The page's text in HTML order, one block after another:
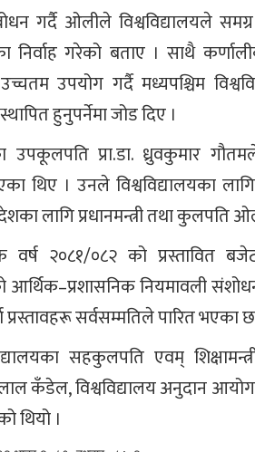
गर्दै ओलीले विश्वविद्यालयले
निर्वाह गरेको बताए । साथै
उपयोग गर्दै मध्यपश्चिम
हुनुपर्नेमा जोड दिए ।
उपकूलपति प्रा.डा. ध्रुवकुमार
थिए । उनले विश्वविद्यालयका
लागि प्रधानमन्त्री तथा
वर्ष २०८१/०८२ को प्रस्तावित
आर्थिक–प्रशासनिक नियमावली
प्रस्तावहरू सर्वसम्मतिले पारित भएका
सहकुलपति एवम्
कँडेल, विश्वविद्यालय अनुदान
थियो ।